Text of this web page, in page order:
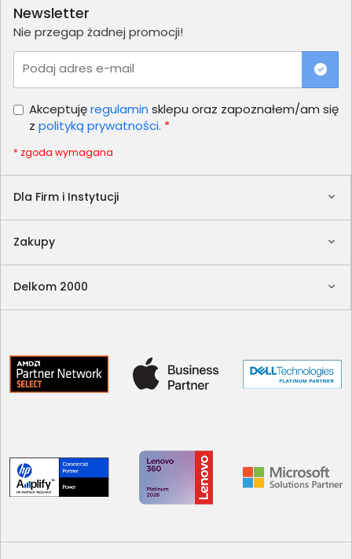
Dla Firm i Instytucji
Zakupy
Delkom 2000
Newsletter
Nie przegap żadnej promocji!
Podaj adres e-mail
Akceptujęregulamin sklepu oraz zapoznałem/am się
z polityką prywatności. *
* zgoda wymagana